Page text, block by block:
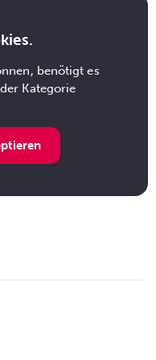
benötigt es
Kategorie